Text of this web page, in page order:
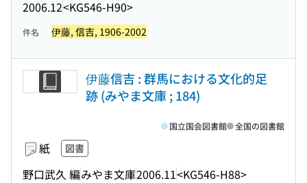
2006.12<KG546-H90>
件名 伊藤, 信吉, 1906-2002
伊藤信吉 : 群馬における文化的足
跡 (みやま文庫 ; 184)
紙 図書
野口武久 編みやま文庫2006.11<KG546-H88>
国立国会図書館 全国の図書館